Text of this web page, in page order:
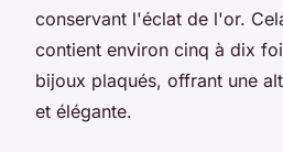
conservant l'éclat de l'or.
contient environ cinq à dix
bijoux plaqués, offrant une
et élégante.